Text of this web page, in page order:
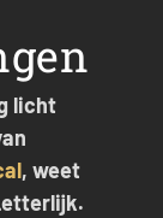
licht
, weet